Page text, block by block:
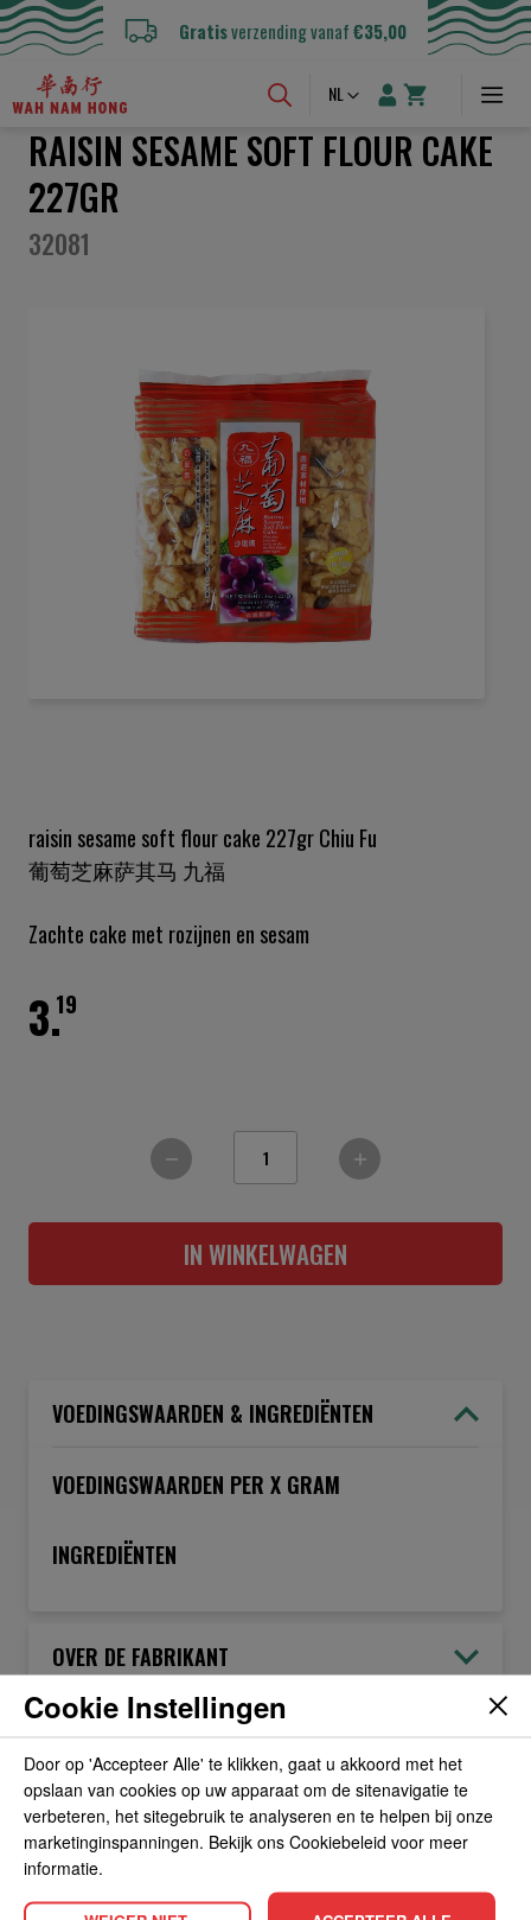
Gratisverzending vanaf€35,00
Taal
NL
RAISIN SESAME SOFT FLOUR CAKE
227GR
32081
afbeeldingen-
gallerij
raisin sesame soft flour cake 227gr Chiu Fu
葡萄芝麻萨其马 九福
Zachte cake met rozijnen en sesam
19
3.
IN WINKELWAGEN
VOEDINGSWAARDEN & INGREDIËNTEN
VOEDINGSWAARDEN PER X GRAM
INGREDIËNTEN
OVER DE FABRIKANT
ALLERGIEËN
OVERIGE INFORMATIE
Cookie Instellingen
Door op 'Accepteer Alle' te klikken, gaat u akkoord met het
opslaan van cookies op uw apparaat om de sitenavigatie te
verbeteren, het sitegebruik te analyseren en te helpen bij onze
marketinginspanningen. Bekijk ons Cookiebeleid voor meer
informatie.